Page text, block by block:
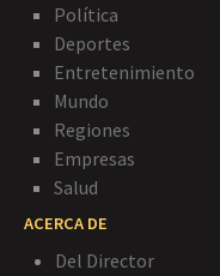
Política
Deportes
Entretenimiento
Mundo
Regiones
Empresas
Salud
ACERCA DE
Del Director